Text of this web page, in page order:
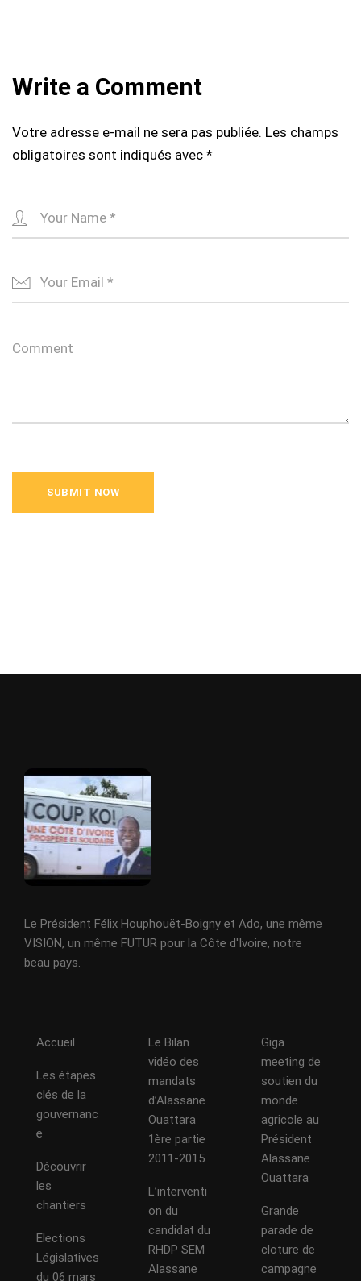
Write a Comment
Votre adresse e-mail ne sera pas publiée. Les champs
obligatoires sont indiqués avec *
Le Président Félix Houphouët-Boigny et Ado, une même
VISION, un même FUTUR pour la Côte d'Ivoire, notre
beau pays.
Accueil
Les étapes
clés de la
gouvernanc
e
Découvrir
les
chantiers
Elections
Législatives
du 06 mars
Le Bilan
vidéo des
mandats
d’Alassane
Ouattara
1ère partie
2011-2015
L’interventi
on du
candidat du
RHDP SEM
Alassane
Giga
meeting de
soutien du
monde
agricole au
Président
Alassane
Ouattara
Grande
parade de
cloture de
campagne